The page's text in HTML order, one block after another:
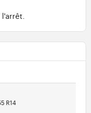
l'arrêt.
R14